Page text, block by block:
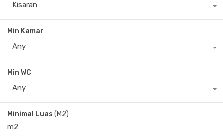
Kisaran
Min Kamar
Any
Min WC
Any
Minimal Luas (M2)